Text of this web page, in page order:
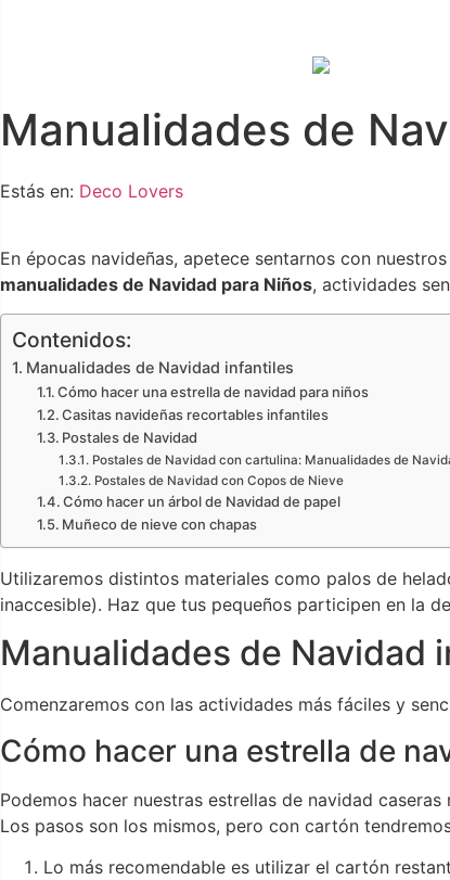
Manualidades de
Estás en: Deco Lovers
En épocas navideñas, apetece sentarnos con
manualidades de Navidad para Niños, actividades
Contenidos:
Manualidades de Navidad infantiles
Cómo hacer una estrella de navidad para niños
Casitas navideñas recortables infantiles
Postales de Navidad
Postales de Navidad con cartulina: Manualidades de
Postales de Navidad con Copos de Nieve
Cómo hacer un árbol de Navidad de papel
Muñeco de nieve con chapas
Utilizaremos distintos materiales como palos de
inaccesible). Haz que tus pequeños participen en la
Manualidades de Navidad
Comenzaremos con las actividades más fáciles y
Cómo hacer una estrella de
Podemos hacer nuestras estrellas de navidad
Los pasos son los mismos, pero con cartón
Lo más recomendable es utilizar el cartón